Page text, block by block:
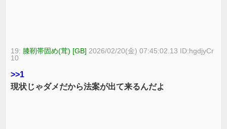
19: 膝靭帯固め(茸) [GB] 2026/02/20(金) 07:45:02.13 ID:hgdjyCr
10
>>1
現状じゃダメだから法案が出て来るんだよ